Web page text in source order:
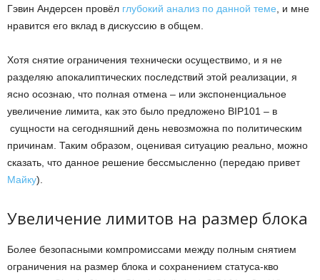
Гэвин Андерсен провёл глубокий анализ по данной теме , и мне
нравится его вклад в дискуссию в общем.
Хотя снятие ограничения технически осуществимо, и я не
разделяю апокалиптических последствий этой реализации, я
ясно осознаю, что полная отмена – или экспоненциальное
увеличение лимита, как это было предложено BIP101 – в
сущности на сегодняшний день невозможна по политическим
причинам. Таким образом, оценивая ситуацию реально, можно
сказать, что данное решение бессмысленно (передаю привет
Майку).
Увеличение лимитов на размер блока
Более безопасными компромиссами между полным снятием
ограничения на размер блока и сохранением статуса-кво